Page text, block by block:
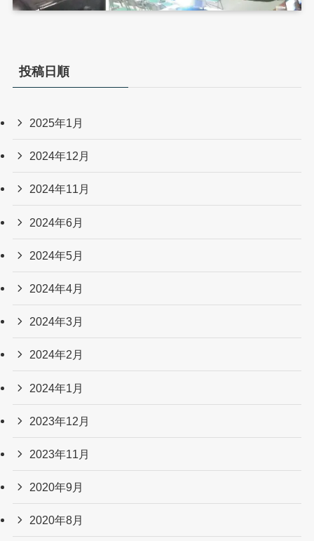
投稿日順
2025年1月
2024年12月
2024年11月
2024年6月
2024年5月
2024年4月
2024年3月
2024年2月
2024年1月
2023年12月
2023年11月
2020年9月
2020年8月